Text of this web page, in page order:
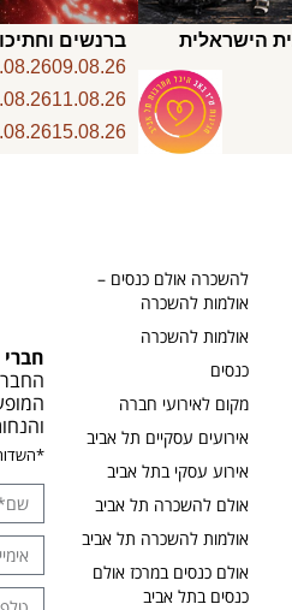
הישראלית
ברנשים
09.08.26
11.08.26
15.08.26
להשכרה אולם כנסים –
אולמות להשכרה
אולמות להשכרה
כנסים
מקום לאירועי חברה
אירועים עסקיים תל אביב
אירוע עסקי בתל אביב
אולם להשכרה תל אביב
אולמות להשכרה תל אביב
אולם כנסים במרכז אולם
כנסים בתל אביב